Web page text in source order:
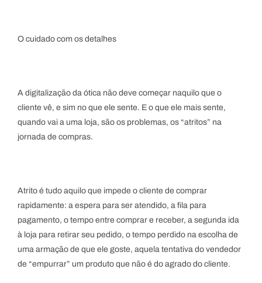
O cuidado com os detalhes
A digitalização da ótica não deve começar naquilo que o
cliente vê, e sim no que ele sente. E o que ele mais sente,
quando vai a uma loja, são os problemas, os “atritos” na
jornada de compras.
Atrito é tudo aquilo que impede o cliente de comprar
rapidamente: a espera para ser atendido, a fila para
pagamento, o tempo entre comprar e receber, a segunda ida
à loja para retirar seu pedido, o tempo perdido na escolha de
uma armação de que ele goste, aquela tentativa do vendedor
de “empurrar” um produto que não é do agrado do cliente.